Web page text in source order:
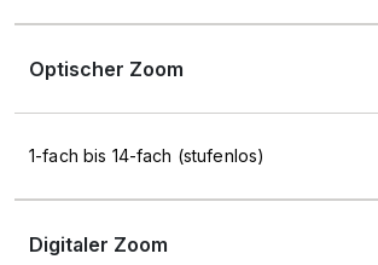
Optischer Zoom
1-fach bis 14-fach (stufenlos)
Digitaler Zoom